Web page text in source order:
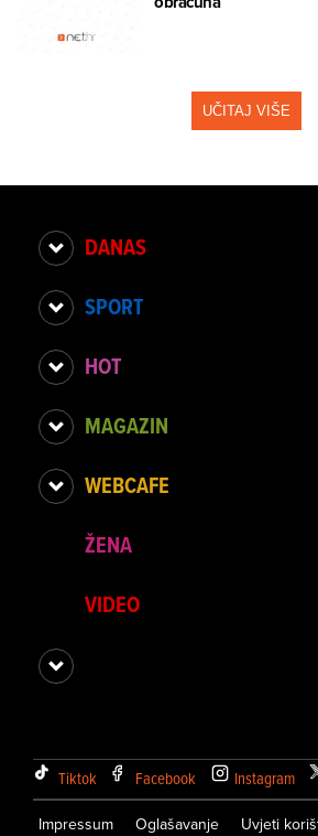
UČITAJ VIŠE
DANAS
SPORT
HOT
MAGAZIN
WEBCAFE
ŽENA
VIDEO
Tiktok Facebook Instagram
Impressum Oglašavanje Uvjeti